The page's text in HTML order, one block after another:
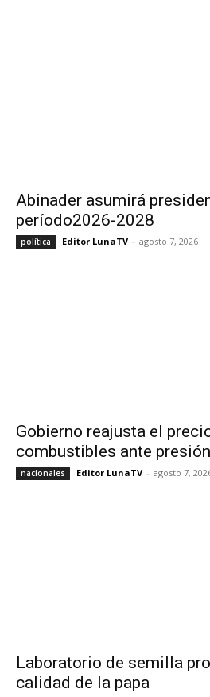
Abinader asumirá
período2026-2028
política Editor LunaTV - agosto 7, 2026
Gobierno reajusta el
combustibles ante
nacionales Editor LunaTV - agosto 7,
Laboratorio de semilla
calidad de la papa